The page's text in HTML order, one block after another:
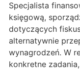
Specjalista
księgową,
dotyczących
alternatywnie
wynagrodzeń. W
konkretne